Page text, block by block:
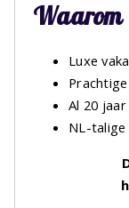
Waarom
Luxe
Al 20
NL-